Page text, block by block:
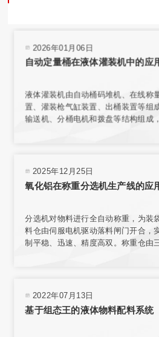
2026年01月06日
自动定量桶在液体灌装机中的应
液体灌装机由自动桶码堆机、在线称
置、灌装枪气缸装置、出桶装置等组
输送机、分桶电机和拨盘等结构组成
2025年12月25日
氧化铝在称重分选机生产线的应
分选机对物料进行全自动称重，为装
料仓由伺服电机驱动落料闸门开合，
制平稳、迅速、精度高双。称重仓由
量，称量模块固定在网板上，且允许
2022年07月13日
基于组态王的液体物料配料系统